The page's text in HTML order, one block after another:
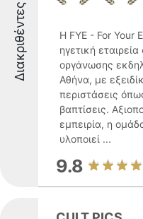
Διακριθέντες
Η FYE - For Your
ηγετική
οργάνωσης
Αθήνα, με
περιστάσεις
βαπτίσεις.
εμπειρία, η
υλοποιεί ...
9.8